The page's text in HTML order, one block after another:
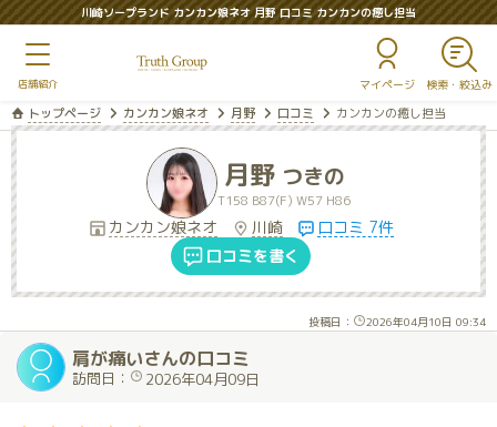
川崎ソープランド カンカン娘ネオ 月野 口コミ カンカンの癒し担当
マイページ
トップページ カンカン娘ネオ 月野 口コミ カンカンの癒し担当
月野 つきの
T158 B87(F) W57 H86
カンカン娘ネオ 川崎
口コミ 7件
口コミを書く
投稿日： 2026年04月10日 09:34
肩が痛いさんの口コミ
訪問日： 2026年04月09日